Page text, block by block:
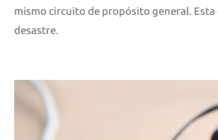
mismo circuito de propósito general.
desastre.